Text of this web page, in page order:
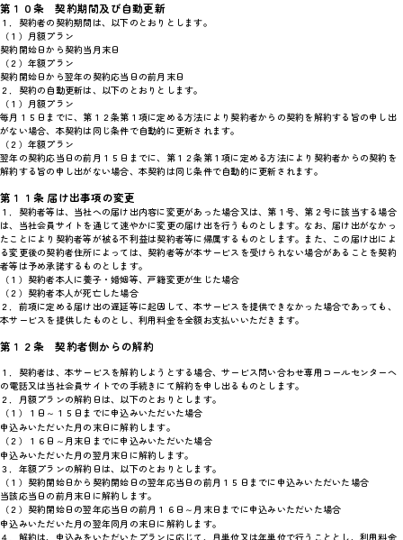
第１０条 契約期間及び自動更新
１．契約者の契約期間は、以下のとおりとします。
（１）月額プラン
契約開始日から契約当月末日
（２）年額プラン
契約開始日から翌年の契約応当日の前月末日
２．契約の自動更新は、以下のとおりとします。
（１）月額プラン
毎月１５日までに、第１２条第１項に定める方法により契約者からの契約を解約する旨の申し出
がない場合、本契約は同じ条件で自動的に更新されます。
（２）年額プラン
翌年の契約応当日の前月１５日までに、第１２条第１項に定める方法により契約者からの契約を
解約する旨の申し出がない場合、本契約は同じ条件で自動的に更新されます。
第１１条 届け出事項の変更
１．契約者等は、当社への届け出内容に変更があった場合又は、第１号、第２号に該当する場合
は、当社会員サイトを通じて速やかに変更の届け出を行うものとします。なお、届け出がなかっ
たことにより契約者等が被る不利益は契約者等に帰属するものとします。また、この届け出によ
る変更後の契約者住所によっては、契約者等が本サービスを受けられない場合があることを契約
者等は予め承諾するものとします。
（１）契約者本人に養子・婚姻等、戸籍変更が生じた場合
（２）契約者本人が死亡した場合
２．前項に定める届け出の遅延等に起因して、本サービスを提供できなかった場合であっても、
本サービスを提供したものとし、利用料金を全額お支払いいただきます。
第１２条 契約者側からの解約
１．契約者は、本サービスを解約しようとする場合、サービス問い合わせ専用コールセンターへ
の電話又は当社会員サイトでの手続きにて解約を申し出るものとします。
２．月額プランの解約日は、以下のとおりとします。
（１）１日～１５日までに申込みいただいた場合
申込みいただいた月の末日に解約します。
（２）１６日～月末日までに申込みいただいた場合
申込みいただいた月の翌月末日に解約します。
３．年額プランの解約日は、以下のとおりとします。
（１）契約開始日から契約開始日の翌年応当日の前月１５日までに申込みいただいた場合
当該応当日の前月末日に解約します。
（２）契約開始日の翌年応当日の前月１６日～月末日までに申込みいただいた場合
申込みいただいた月の翌年同月の末日に解約します。
４．解約は、申込みをいただいたプランに応じて、月単位又は年単位で行うこととし、利用料金